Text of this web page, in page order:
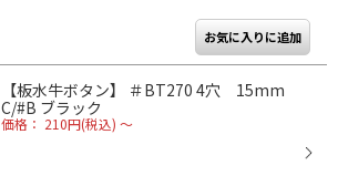
【板水牛ボタン】 ＃BT270 4穴 15mm
C/#B ブラック
価格： 210円(税込) ～